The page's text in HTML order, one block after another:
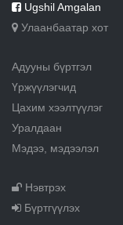
Ugshil Amgalan
Улаанбаатар хот
Адууны бүртгэл
Үржүүлэгчид
Цахим хээлтүүлэг
Уралдаан
Мэдээ, мэдээлэл
Нэвтрэх
Бүртгүүлэх